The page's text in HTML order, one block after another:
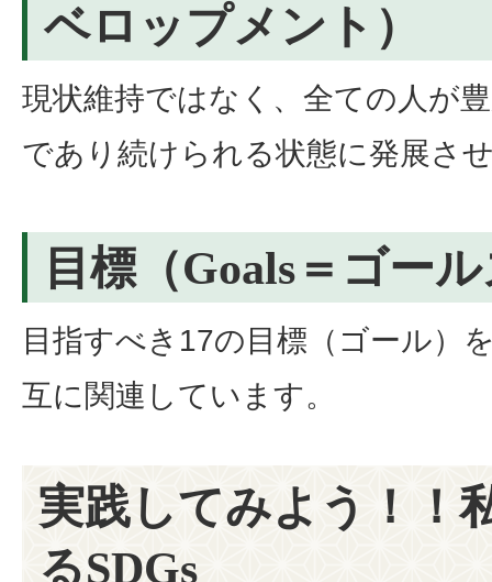
ベロップメント）
現状維持ではなく、全ての人が
であり続けられる状態に発展さ
目標（Goals＝ゴー
目指すべき17の目標（ゴール）
互に関連しています。
実践してみよう！！
るSDGs